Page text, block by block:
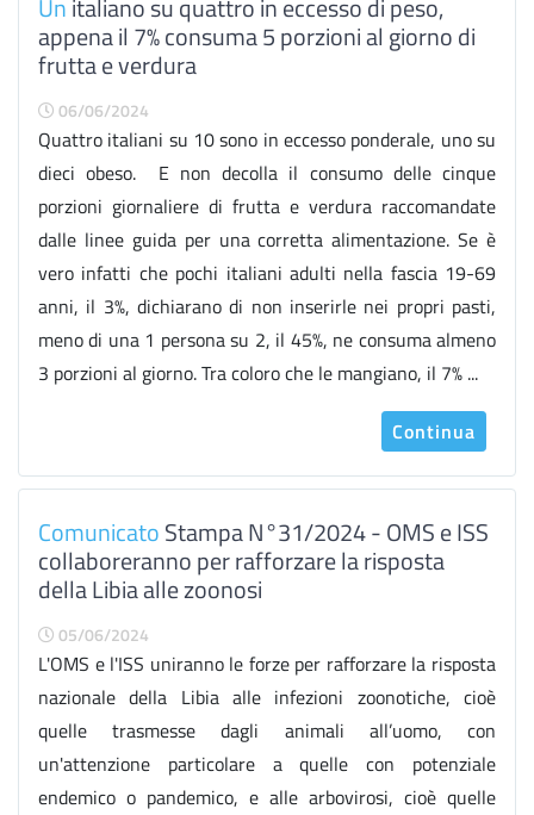
Unitaliano su quattro in eccesso di peso,
appena il 7% consuma 5 porzioni al giorno di
frutta e verdura
06/06/2024
Quattro italiani su 10 sono in eccesso ponderale, uno su
dieci obeso. E non decolla il consumo delle cinque
porzioni giornaliere di frutta e verdura raccomandate
dalle linee guida per una corretta alimentazione. Se è
vero infatti che pochi italiani adulti nella fascia 19-69
anni, il 3%, dichiarano di non inserirle nei propri pasti,
meno di una 1 persona su 2, il 45%, ne consuma almeno
3 porzioni al giorno. Tra coloro che le mangiano, il 7% ...
Continua
ComunicatoStampa N°31/2024 - OMS e ISS
collaboreranno per rafforzare la risposta
della Libia alle zoonosi
05/06/2024
L'OMS e l'ISS uniranno le forze per rafforzare la risposta
nazionale della Libia alle infezioni zoonotiche, cioè
quelle trasmesse dagli animali all’uomo, con
un'attenzione particolare a quelle con potenziale
endemico o pandemico, e alle arbovirosi, cioè quelle